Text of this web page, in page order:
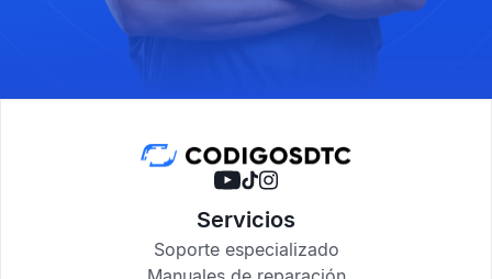
Servicios
Soporte especializado